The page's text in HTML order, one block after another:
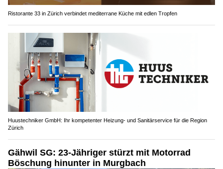
Ristorante 33 in Zürich verbindet mediterrane Küche mit edlen Tropfen
Huustechniker GmbH: Ihr kompetenter Heizung- und Sanitärservice für die Region
Zürich
Gähwil SG: 23-Jähriger stürzt mit Motorrad
Böschung hinunter in Murgbach